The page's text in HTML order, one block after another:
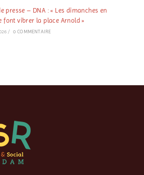
presse – DNA : « Les dimanches en
font vibrer la place Arnold »
/ 0 COMMENTAIRE